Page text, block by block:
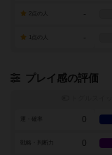
-
-
プレイ感の評価
0
戦略・判断力 0